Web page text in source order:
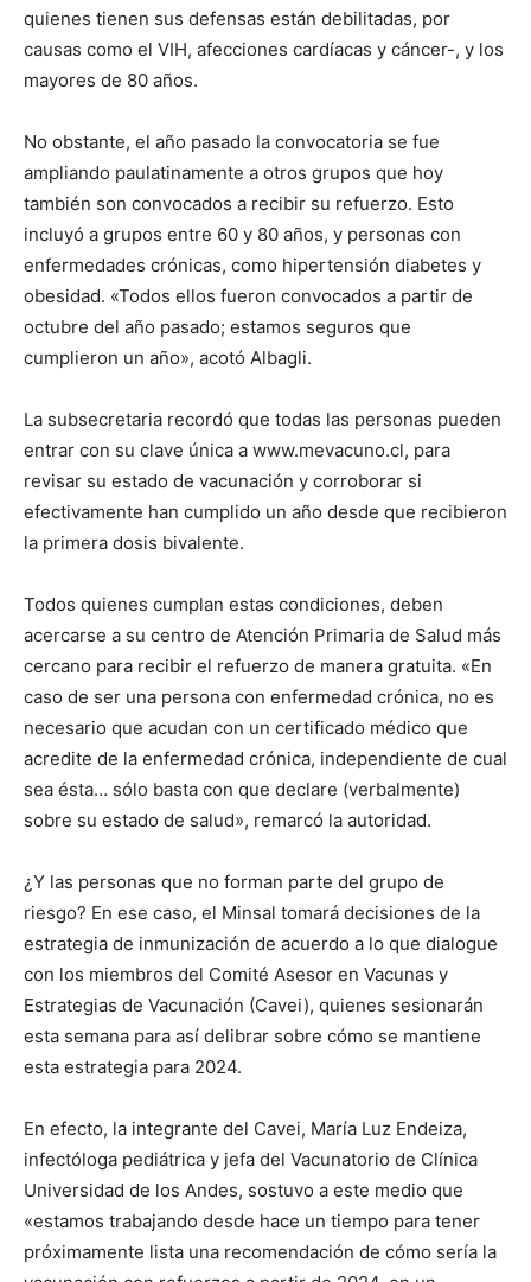
quienes tienen sus defensas están debilitadas, por
causas como el VIH, afecciones cardíacas y cáncer-, y los
mayores de 80 años.
No obstante, el año pasado la convocatoria se fue
ampliando paulatinamente a otros grupos que hoy
también son convocados a recibir su refuerzo. Esto
incluyó a grupos entre 60 y 80 años, y personas con
enfermedades crónicas, como hipertensión diabetes y
obesidad. «Todos ellos fueron convocados a partir de
octubre del año pasado; estamos seguros que
cumplieron un año», acotó Albagli.
La subsecretaria recordó que todas las personas pueden
entrar con su clave única a www.mevacuno.cl, para
revisar su estado de vacunación y corroborar si
efectivamente han cumplido un año desde que recibieron
la primera dosis bivalente.
Todos quienes cumplan estas condiciones, deben
acercarse a su centro de Atención Primaria de Salud más
cercano para recibir el refuerzo de manera gratuita. «En
caso de ser una persona con enfermedad crónica, no es
necesario que acudan con un certificado médico que
acredite de la enfermedad crónica, independiente de cual
sea ésta… sólo basta con que declare (verbalmente)
sobre su estado de salud», remarcó la autoridad.
¿Y las personas que no forman parte del grupo de
riesgo? En ese caso, el Minsal tomará decisiones de la
estrategia de inmunización de acuerdo a lo que dialogue
con los miembros del Comité Asesor en Vacunas y
Estrategias de Vacunación (Cavei), quienes sesionarán
esta semana para así delibrar sobre cómo se mantiene
esta estrategia para 2024.
En efecto, la integrante del Cavei, María Luz Endeiza,
infectóloga pediátrica y jefa del Vacunatorio de Clínica
Universidad de los Andes, sostuvo a este medio que
«estamos trabajando desde hace un tiempo para tener
próximamente lista una recomendación de cómo sería la